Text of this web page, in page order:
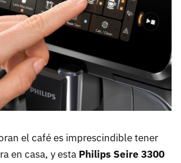
el café es imprescindible tener
en casa, y esta Philips Seire 3300